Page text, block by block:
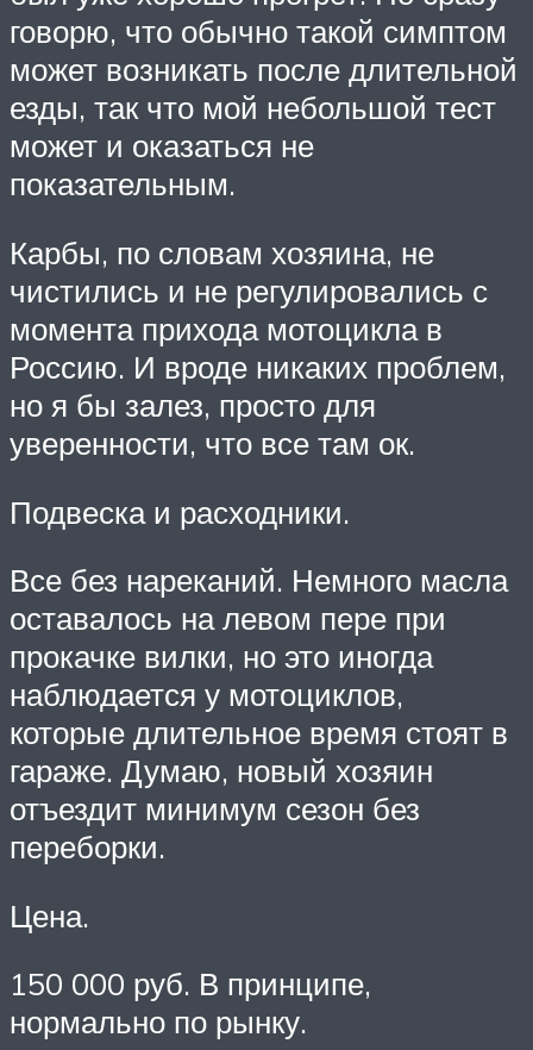
говорю, что обычно такой симптом
может возникать после длительной
езды, так что мой небольшой тест
может и оказаться не
показательным.
Карбы, по словам хозяина, не
чистились и не регулировались с
момента прихода мотоцикла в
Россию. И вроде никаких проблем,
но я бы залез, просто для
уверенности, что все там ок.
Подвеска и расходники.
Все без нареканий. Немного масла
оставалось на левом пере при
прокачке вилки, но это иногда
наблюдается у мотоциклов,
которые длительное время стоят в
гараже. Думаю, новый хозяин
отъездит минимум сезон без
переборки.
Цена.
150 000 руб. В принципе,
нормально по рынку.